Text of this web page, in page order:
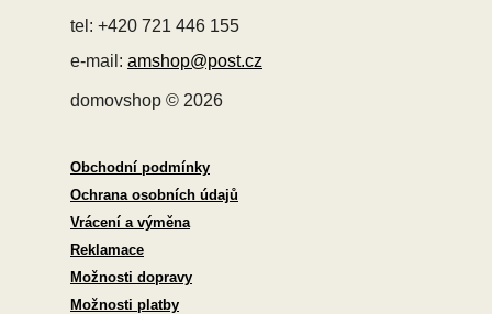
tel: +420 721 446 155
e-mail: amshop@post.cz
domovshop © 2026
Obchodní podmínky
Ochrana osobních údajů
Vrácení a výměna
Reklamace
Možnosti dopravy
Možnosti platby